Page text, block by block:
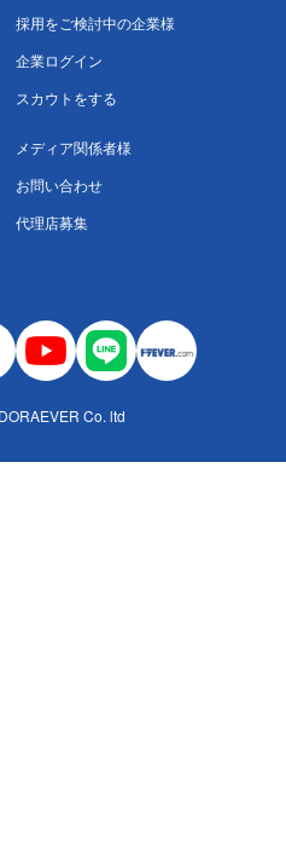
採用をご検討中の企業様
企業ログイン
スカウトをする
メディア関係者様
お問い合わせ
代理店募集
Co. ltd